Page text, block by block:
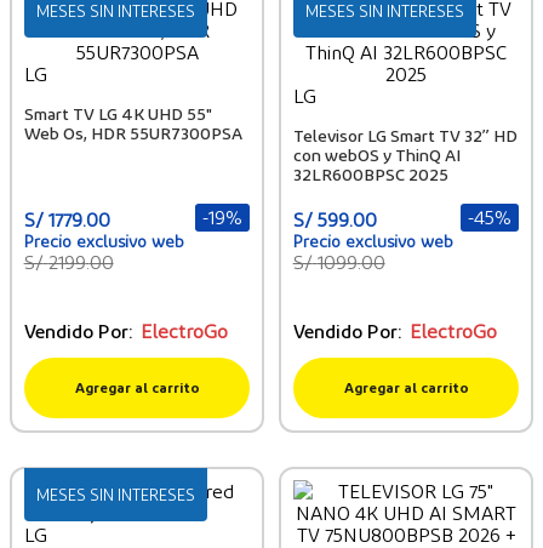
MESES SIN INTERESES
LG
Smart TV LG 4K UHD 55"
Web Os, HDR 55UR7300PSA
S/ 1779.00 -19%
S/ 2199.00
Vendido Por: ElectroGo
Agregar al carrito
MESES SIN INTERESES
LG
Televisor LG Smart TV 32” HD
con webOS y ThinQ AI
32LR600BPSC 2025
S/ 599.00 -45%
S/ 1099.00
Vendido Por: ElectroGo
Agregar al carrito
MESES SIN INTERESES
LG